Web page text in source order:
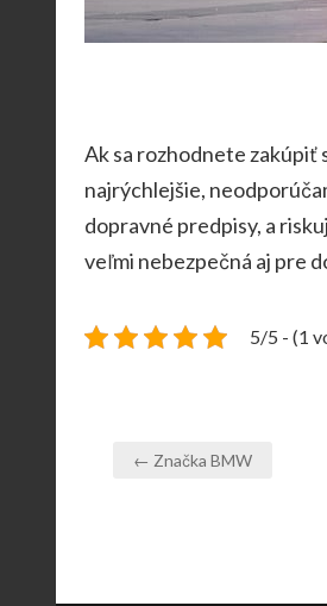
Ak sa rozhodnete zakúpiť
najrýchlejšie,
dopravné predpisy, a
veľmi nebezpečná aj pre
5/5 - (1
Navigace
← Značka BMW